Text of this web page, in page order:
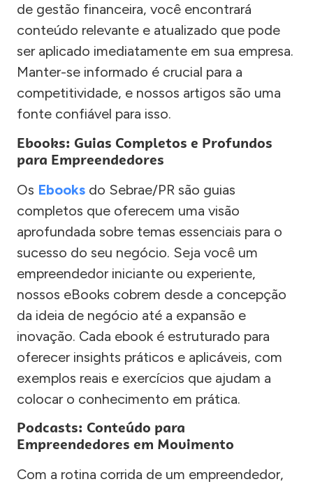
de gestão financeira, você encontrará
conteúdo relevante e atualizado que pode
ser aplicado imediatamente em sua empresa.
Manter-se informado é crucial para a
competitividade, e nossos artigos são uma
fonte confiável para isso.
Ebooks: Guias Completos e Profundos
para Empreendedores
Os Ebooks do Sebrae/PR são guias
completos que oferecem uma visão
aprofundada sobre temas essenciais para o
sucesso do seu negócio. Seja você um
empreendedor iniciante ou experiente,
nossos eBooks cobrem desde a concepção
da ideia de negócio até a expansão e
inovação. Cada ebook é estruturado para
oferecer insights práticos e aplicáveis, com
exemplos reais e exercícios que ajudam a
colocar o conhecimento em prática.
Podcasts: Conteúdo para
Empreendedores em Movimento
Com a rotina corrida de um empreendedor,